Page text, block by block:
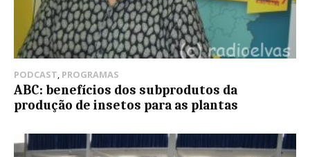
PODCAST PROGRAMAS
ABC: benefícios dos subprodutos da
produção de insetos para as plantas